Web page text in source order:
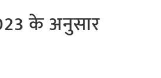
के अनुसार